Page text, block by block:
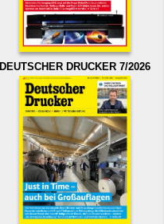
DEUTSCHER DRUCKER 7/2026